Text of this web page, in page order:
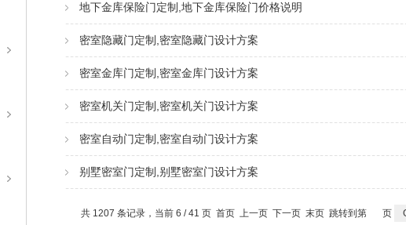
地下金库保险门定制,地下金库保险门价格说明
密室隐藏门定制,密室隐藏门设计方案
密室金库门定制,密室金库门设计方案
密室机关门定制,密室机关门设计方案
密室自动门定制,密室自动门设计方案
别墅密室门定制,别墅密室门设计方案
共 1207 条记录，当前 6 / 41 页 首页 上一页 下一页 末页 跳转到第 页